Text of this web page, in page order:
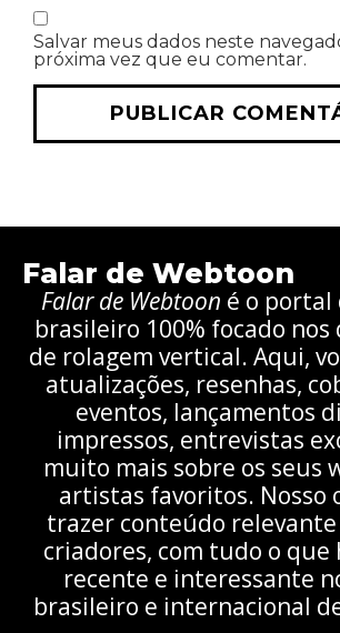
Salvar meus dados neste
próxima vez que eu comentar.
Falar de Webtoon
Falar de Webtoon é o portal
brasileiro 100% focado
de rolagem vertical. Aqui,
atualizações, resenhas,
eventos, lançamentos
impressos, entrevistas
muito mais sobre os seus
artistas favoritos. Nosso
trazer conteúdo relevante
criadores, com tudo o que
recente e interessante
brasileiro e internacional